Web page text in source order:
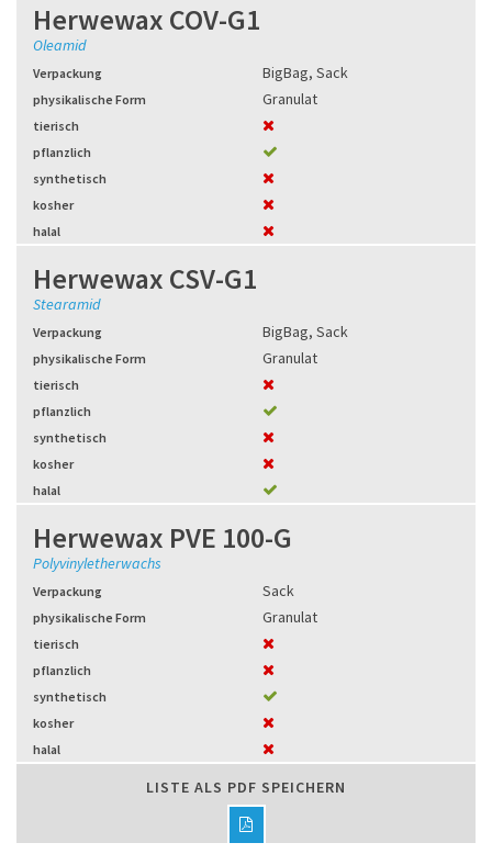
Herwewax COV-G1
Oleamid
Verpackung BigBag, Sack
physikalische Form Granulat
tierisch
pflanzlich
synthetisch
kosher
halal
Herwewax CSV-G1
Stearamid
Verpackung BigBag, Sack
physikalische Form Granulat
tierisch
pflanzlich
synthetisch
kosher
halal
Herwewax PVE 100-G
Polyvinyletherwachs
Verpackung Sack
physikalische Form Granulat
tierisch
pflanzlich
synthetisch
kosher
halal
LISTE ALS PDF SPEICHERN